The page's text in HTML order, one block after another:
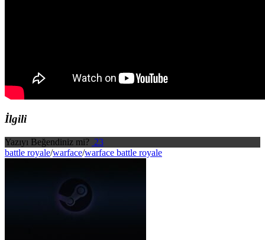
İlgili
Yazıyı Beğendiniz mi? 23
battle royale/warface/warface battle royale